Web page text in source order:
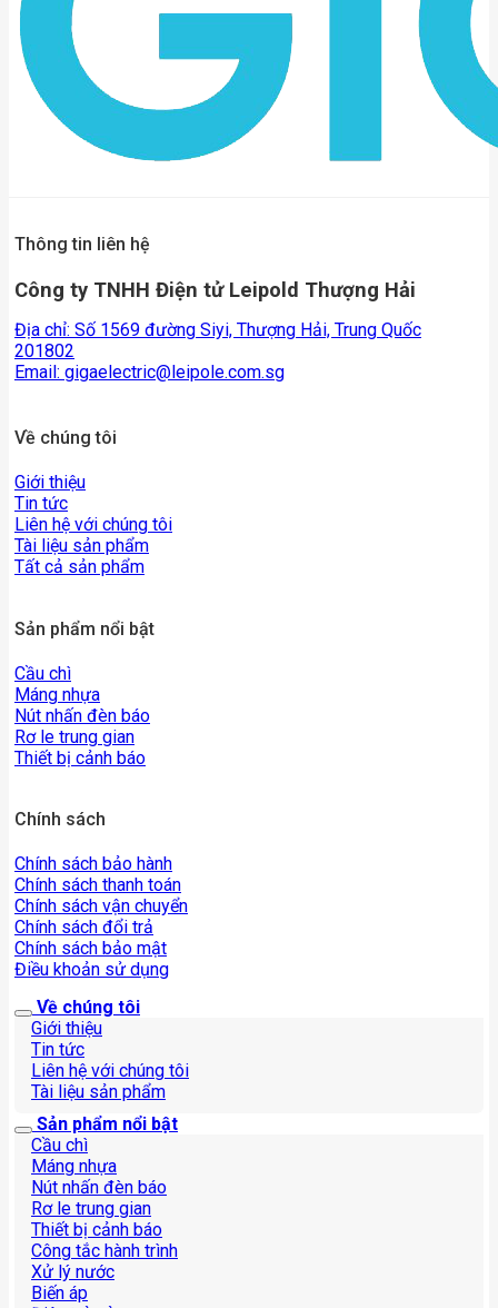
Thông tin liên hệ
Công ty TNHH Điện tử Leipold Thượng Hải
Địa chỉ: Số 1569 đường Siyi, Thượng Hải, Trung Quốc
201802
Email: gigaelectric@leipole.com.sg
Về chúng tôi
Giới thiệu
Tin tức
Liên hệ với chúng tôi
Tài liệu sản phẩm
Tất cả sản phẩm
Sản phẩm nổi bật
Cầu chì
Máng nhựa
Nút nhấn đèn báo
Rơ le trung gian
Thiết bị cảnh báo
Chính sách
Chính sách bảo hành
Chính sách thanh toán
Chính sách vận chuyển
Chính sách đổi trả
Chính sách bảo mật
Điều khoản sử dụng
Về chúng tôi
Giới thiệu
Tin tức
Liên hệ với chúng tôi
Tài liệu sản phẩm
Sản phẩm nổi bật
Cầu chì
Máng nhựa
Nút nhấn đèn báo
Rơ le trung gian
Thiết bị cảnh báo
Công tắc hành trình
Xử lý nước
Biến áp